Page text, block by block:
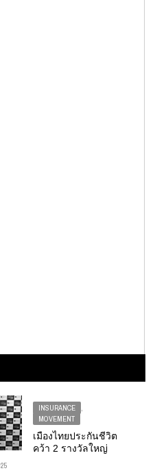
INSURANCE
MOVEMENT
เมืองไทยประกันชีวิต
คว้า 2 รางวัลใหญ่
กแซก